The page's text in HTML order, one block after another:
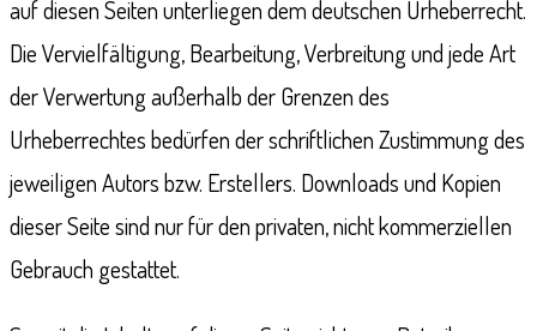
auf diesen Seiten unterliegen dem deutschen Urheberrecht.
Die Vervielfältigung, Bearbeitung, Verbreitung und jede Art
der Verwertung außerhalb der Grenzen des
Urheberrechtes bedürfen der schriftlichen Zustimmung des
jeweiligen Autors bzw. Erstellers. Downloads und Kopien
dieser Seite sind nur für den privaten, nicht kommerziellen
Gebrauch gestattet.